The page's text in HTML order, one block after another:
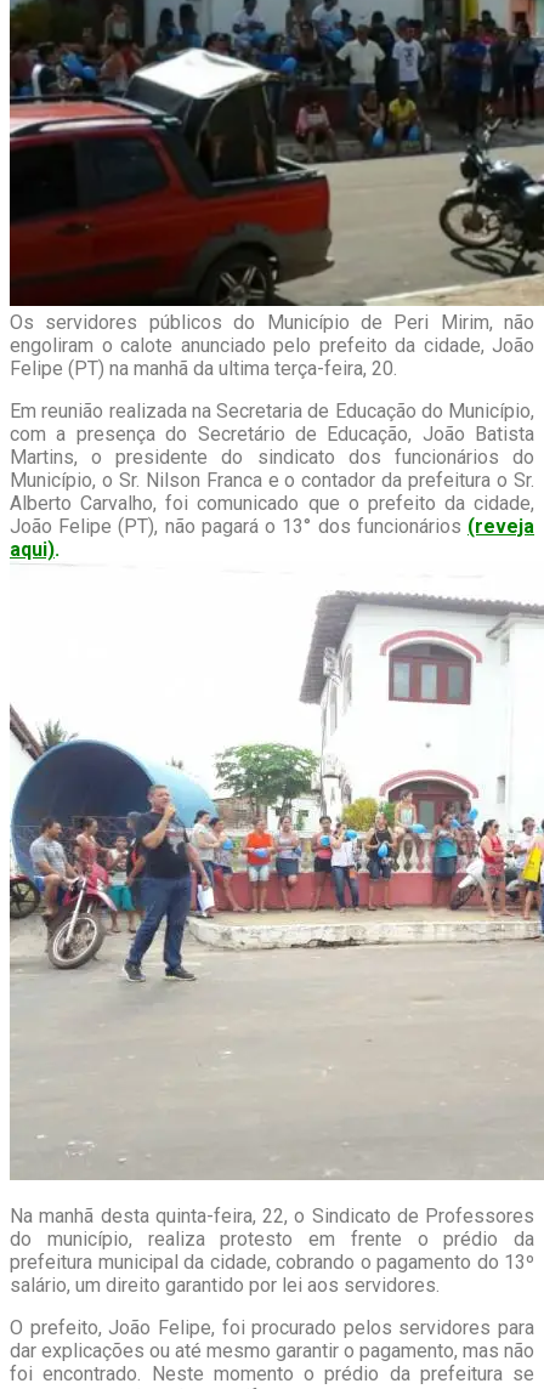
Os servidores públicos do Município de Peri Mirim, não
engoliram o calote anunciado pelo prefeito da cidade, João
Felipe (PT) na manhã da ultima terça-feira, 20.
Em reunião realizada na Secretaria de Educação do Município,
com a presença do Secretário de Educação, João Batista
Martins, o presidente do sindicato dos funcionários do
Município, o Sr. Nilson Franca e o contador da prefeitura o Sr.
Alberto Carvalho, foi comunicado que o prefeito da cidade,
João Felipe (PT), não pagará o 13° dos funcionários (reveja
aqui).
Na manhã desta quinta-feira, 22, o Sindicato de Professores
do município, realiza protesto em frente o prédio da
prefeitura municipal da cidade, cobrando o pagamento do 13º
salário, um direito garantido por lei aos servidores.
O prefeito, João Felipe, foi procurado pelos servidores para
dar explicações ou até mesmo garantir o pagamento, mas não
foi encontrado. Neste momento o prédio da prefeitura se